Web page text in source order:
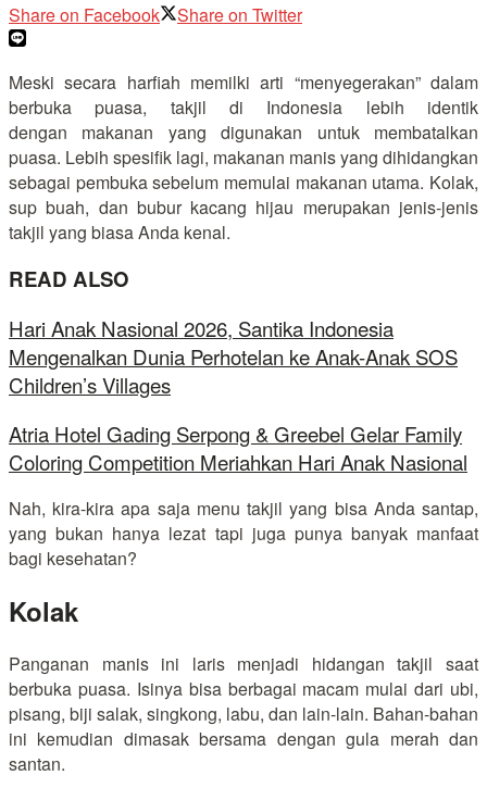
Share on Facebook Share on Twitter
Meski secara harfiah memilki arti “menyegerakan” dalam
berbuka puasa, takjil di Indonesia lebih identik
dengan makanan yang digunakan untuk membatalkan
puasa. Lebih spesifik lagi, makanan manis yang dihidangkan
sebagai pembuka sebelum memulai makanan utama. Kolak,
sup buah, dan bubur kacang hijau merupakan jenis-jenis
takjil yang biasa Anda kenal.
READ ALSO
Hari Anak Nasional 2026, Santika Indonesia
Mengenalkan Dunia Perhotelan ke Anak-Anak SOS
Children’s Villages
Atria Hotel Gading Serpong & Greebel Gelar Family
Coloring Competition Meriahkan Hari Anak Nasional
Nah, kira-kira apa saja menu takjil yang bisa Anda santap,
yang bukan hanya lezat tapi juga punya banyak manfaat
bagi kesehatan?
Kolak
Panganan manis ini laris menjadi hidangan takjil saat
berbuka puasa. Isinya bisa berbagai macam mulai dari ubi,
pisang, biji salak, singkong, labu, dan lain-lain. Bahan-bahan
ini kemudian dimasak bersama dengan gula merah dan
santan.